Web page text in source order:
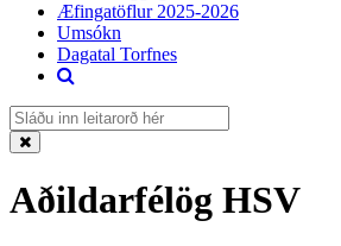
Æfingatöflur 2025-2026
Umsókn
Dagatal Torfnes
Aðildarfélög HSV